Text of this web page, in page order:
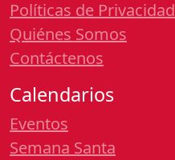
Políticas de Privacidad
Quiénes Somos
Contáctenos
Calendarios
Eventos
Semana Santa